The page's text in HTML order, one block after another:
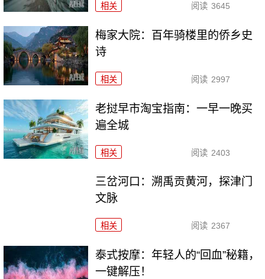
相关 阅读 3645
梅家大院：百年骑楼里的侨乡史
诗
相关 阅读 2997
老挝早市淘宝指南：一早一晚买
遍全城
相关 阅读 2403
三岔河口：溯禹贡黄河，探津门
文脉
相关 阅读 2367
泰式按摩：年轻人的“回血”秘籍，
一键解压！